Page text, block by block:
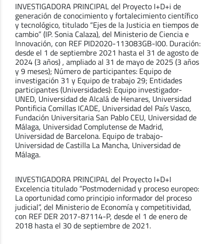
INVESTIGADORA PRINCIPAL del Proyecto I+D+i de
generación de conocimiento y fortalecimiento científico
y tecnológico, titulado “Ejes de la Justicia en tiempos de
cambio” (IP. Sonia Calaza), del Ministerio de Ciencia e
Innovación, con REF PID2020-113083GB-I00. Duración:
desde el 1 de septiembre 2021 hasta el 31 de agosto de
2024 (3 años) , ampliado al 31 de mayo de 2025 (3 años
y 9 meses); Número de participantes: Equipo de
investigación 31 y Equipo de trabajo 29; Entidades
participantes (Universidades): Equipo investigador-
UNED, Universidad de Alcalá de Henares, Universidad
Pontificia Comillas ICADE, Universidad del País Vasco,
Fundación Universitaria San Pablo CEU, Universidad de
Málaga, Universidad Complutense de Madrid,
Universidad de Barcelona. Equipo de trabajo-
Universidad de Castilla La Mancha, Universidad de
Málaga.
INVESTIGADORA PRINCIPAL del Proyecto I+D+I
Excelencia titulado “Postmodernidad y proceso europeo:
La oportunidad como principio informador del proceso
judicial”, del Ministerio de Economía y competitividad,
con REF DER 2017-87114-P, desde el 1 de enero de
2018 hasta el 30 de septiembre de 2021.